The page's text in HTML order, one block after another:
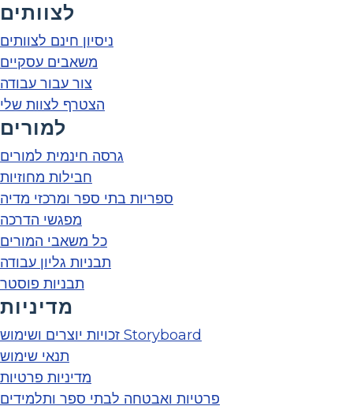
לצוותים
ניסיון חינם לצוותים
משאבים עסקיים
צור עבור עבודה
הצטרף לצוות שלי
למורים
גרסה חינמית למורים
חבילות מחוזיות
ספריות בתי ספר ומרכזי מדיה
מפגשי הדרכה
כל משאבי המורים
תבניות גליון עבודה
תבניות פוסטר
מדיניות
זכויות יוצרים ושימוש Storyboard
תנאי שימוש
מדיניות פרטיות
פרטיות ואבטחה לבתי ספר ותלמידים